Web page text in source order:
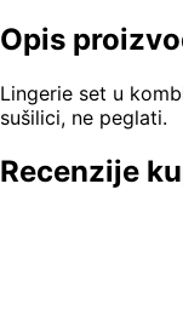
Opis
Lingerie set u
sušilici, ne peglati.
Recenzije